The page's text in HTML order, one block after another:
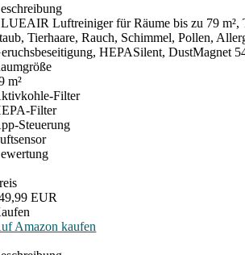
Luftreiniger für Räume bis zu 79 m²,
Tierhaare, Rauch, Schimmel, Pollen,
HEPASilent, DustMagnet
m²
Filter
Filter
Steuerung
EUR
Amazon kaufen